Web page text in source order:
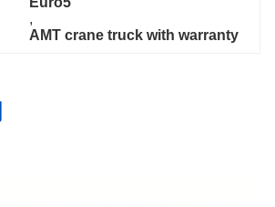
,
AMT crane truck with warranty